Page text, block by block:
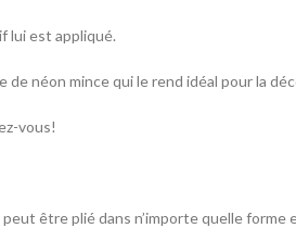
lui est appliqué.
de néon mince qui le rend idéal pour la
vous!
peut être plié dans n’importe quelle